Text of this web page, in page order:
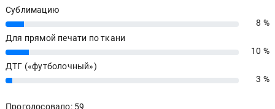
Сублимацию
8%
8 %
Для прямой печати по ткани
10%
10 %
ДТГ («футболочный»)
3% 3 %
Проголосовало: 59